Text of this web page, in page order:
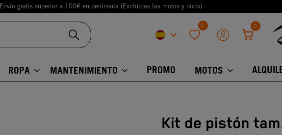
Envio gratis superior a 100€ en península (Excluidas las motos y bicis)
keyboard_arrow_down
0 0
ROPA MANTENIMIENTO PROMO MOTOS
Kit de pistón